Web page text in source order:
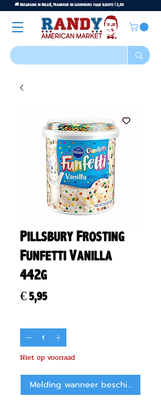
🚚 Bezorging in België, Frankrijk en Luxemburg voor slechts €3,00
Pillsbury Frosting
Funfetti Vanilla
442g
€ 5,95Prijs
Niet op voorraad
Melding wanneer beschikbaar